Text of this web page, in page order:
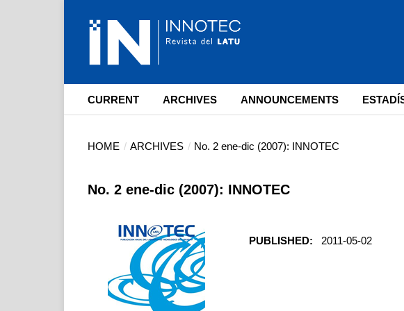
CURRENT ARCHIVES ANNOUNCEMENTS
HOME / ARCHIVES / No. 2 ene-dic (2007): INNOTEC
No. 2 ene-dic (2007): INNOTEC
PUBLISHED: 2011-05-02